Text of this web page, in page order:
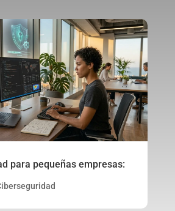
para pequeñas empresas: